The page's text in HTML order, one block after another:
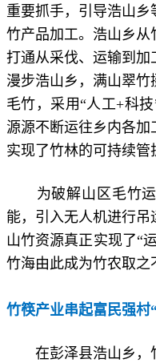
重要抓手，引导浩山
竹产品加工。浩山乡
打通从采伐、运输到加
漫步浩山乡，满山翠
毛竹，采用“人工+科
源源不断运往乡内各
实现了竹林的可持续管
为破解山区毛竹运
能，引入无人机进行
山竹资源真正实现了“
竹海由此成为竹农取之
竹筷产业串起富民强村
在彭泽县浩山乡，